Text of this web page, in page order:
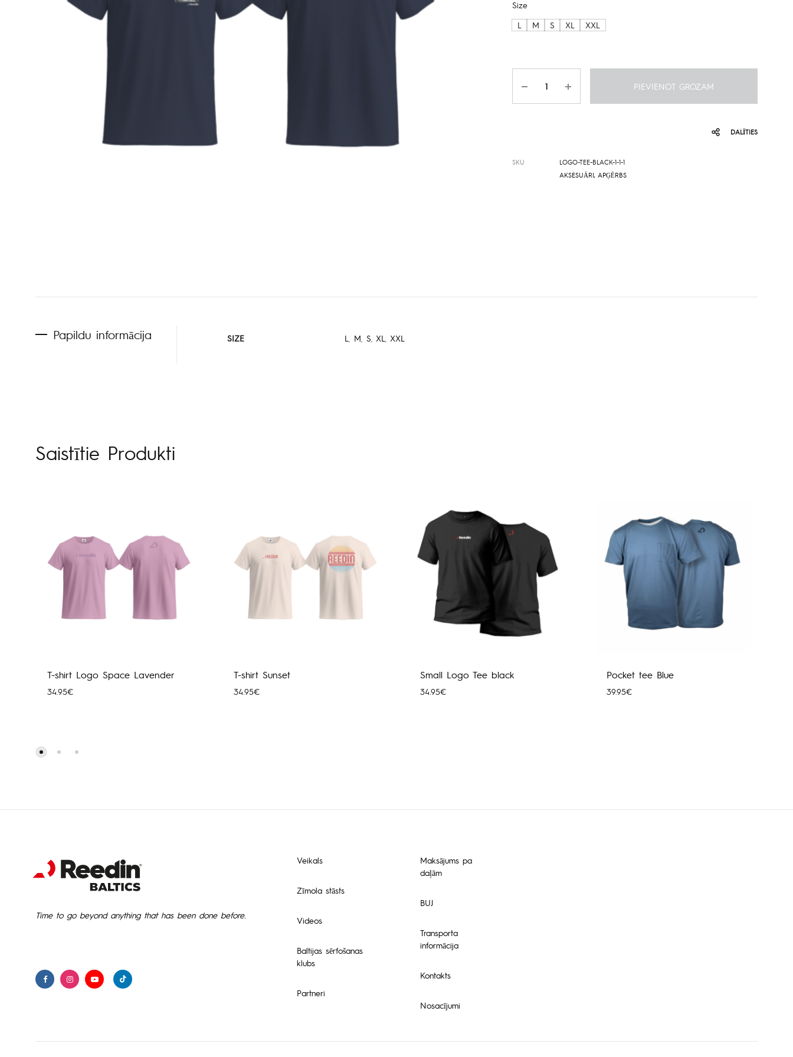
Size
L
M S XL XXL
PIEVIENOT GROZAM
DALĪTIES
SKU
LOGO-TEE-BLACK-1-1-1
AKSESUĀRI, APĢĒRBS
Papildu informācija SIZE L M S XL XXL
Saistītie Produkti
T-shirt Logo Space Lavender
34.95€
T-shirt Sunset
34.95€
Small Logo Tee black
34.95€
Pocket tee Blue
39.95€
Time to go beyond anything that has been done before.
Veikals
Zīmola stāsts
Videos
Baltijas sērfošanas
klubs
Partneri
Maksājums pa
daļām
BUJ
Transporta
informācija
Kontakts
Nosacījumi